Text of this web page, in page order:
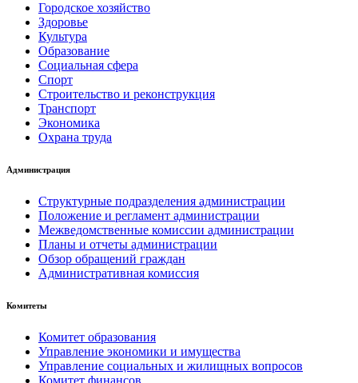
Городское хозяйство
Здоровье
Культура
Образование
Социальная сфера
Спорт
Строительство и реконструкция
Транспорт
Экономика
Охрана труда
Администрация
Структурные подразделения администрации
Положение и регламент администрации
Межведомственные комиссии администрации
Планы и отчеты администрации
Обзор обращений граждан
Административная комиссия
Комитеты
Комитет образования
Управление экономики и имущества
Управление социальных и жилищных вопросов
Комитет финансов